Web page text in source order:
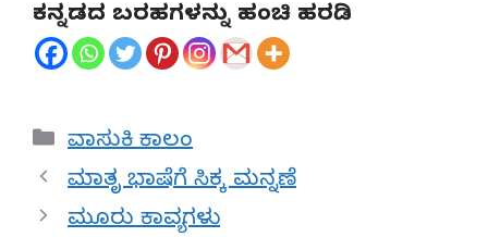
ಕನ್ನಡದ ಬರಹಗಳನ್ನು ಹಂಚಿ ಹರಡಿ
Categories
ವಾಸುಕಿ ಕಾಲಂ
ಮಾತೃ ಭಾಷೆಗೆ ಸಿಕ್ಕ ಮನ್ನಣೆ
ಮೂರು ಕಾವ್ಯಗಳು